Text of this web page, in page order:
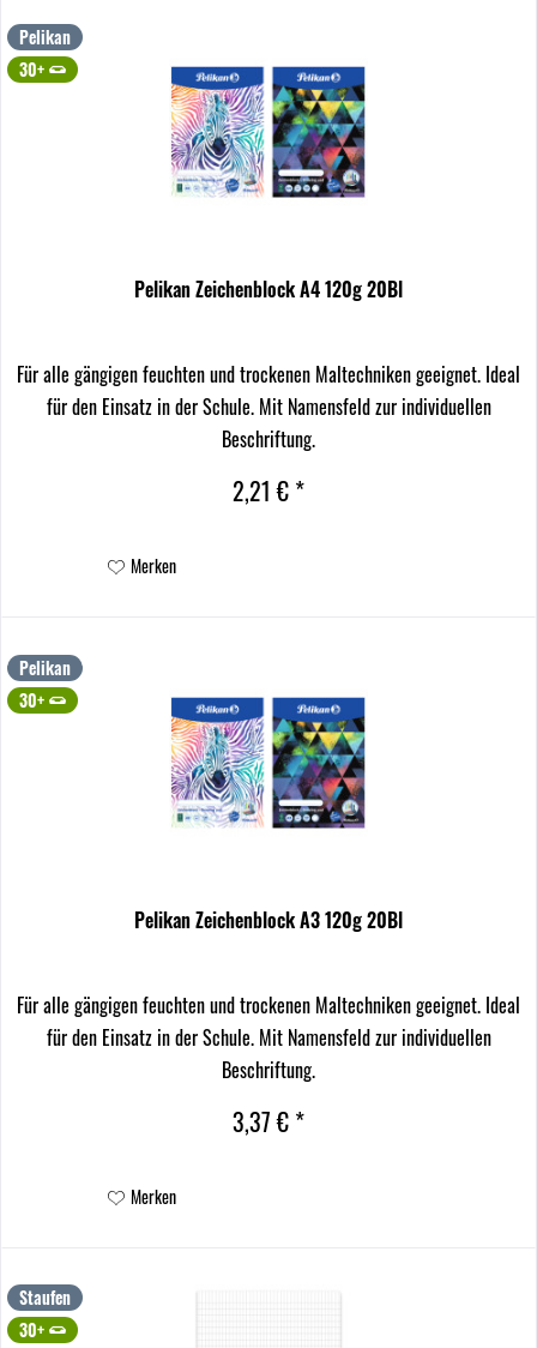
Pelikan
30+
Pelikan Zeichenblock A4 120g 20Bl
Für alle gängigen feuchten und trockenen Maltechniken geeignet. Ideal
für den Einsatz in der Schule. Mit Namensfeld zur individuellen
Beschriftung.
2,21 € *
Merken
Pelikan
30+
Pelikan Zeichenblock A3 120g 20Bl
Für alle gängigen feuchten und trockenen Maltechniken geeignet. Ideal
für den Einsatz in der Schule. Mit Namensfeld zur individuellen
Beschriftung.
3,37 € *
Merken
Staufen
30+